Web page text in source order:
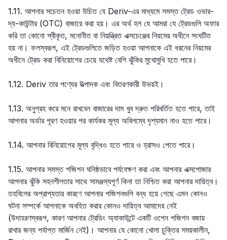
1.11. আপনার সচেতন হওয়া উচিত যে Deriv-এর মাধ্যমে সমস্ত ট্রেড ওভার-
দ্য-কাউন্টার (OTC) বাজারে করা হয়। এর অর্থ হল যে আমরা যে ট্রেডগুলি অফার
করি তা কোনো স্বীকৃত, মনোনীত বা নিয়ন্ত্রিত এক্সচেঞ্জের নিয়মের অধীনে সংঘটিত
হয় না। ফলস্বরূপ, এই ট্রেডগুলিতে জড়িত হওয়া আপনাকে এই ধরনের নিয়মের
অধীনে ট্রেড করা বিনিয়োগের চেয়ে যথেষ্ট বেশি ঝুঁকির মুখোমুখি হতে পারে।
1.12. Deriv তার পণ্যের উত্পাদক এবং বিতরণকারী উভয়ই।
1.13. অনুগ্রহ করে মনে রাখবেন বাজারের দাম খুব দ্রুত পরিবর্তিত হতে পারে, তাই
আপনার অর্ডার পূরণ হওয়ার পর কার্যকর মূল্য অবিলম্বে দৃশ্যমান নাও হতে পারে।
1.14. আপনার বিনিয়োগের মূল্য বৃদ্ধিও হতে পারে ও হ্রাসও পেতে পারে।
1.15. আপনার সমস্ত পজিশন ঘনিষ্ঠভাবে পর্যবেক্ষণ করা এবং আপনার এক্সপোজার
আপনার ঝুঁকি সহনশীলতার সাথে সামঞ্জস্যপূর্ণ কিনা তা নিশ্চিত করা আপনার দায়িত্ব।
তহবিলের অপ্রাপ্যতার কারণে আপনার পজিশনগুলি বন্ধ হয়ে গেছে এমন কোনও
ঘটনা সম্পর্কে আপনাকে অবহিত করার কোনও দায়িত্ব আমাদের নেই
(উদাহরণস্বরূপ, কারণ আপনার ট্রেডিং অ্যাকাউন্টে একটি ওপেন পজিশন বজায়
রাখার জন্য পর্যাপ্ত মার্জিন নেই)। আপনার যে কোনো খোলা চুক্তির সময়কালীন,